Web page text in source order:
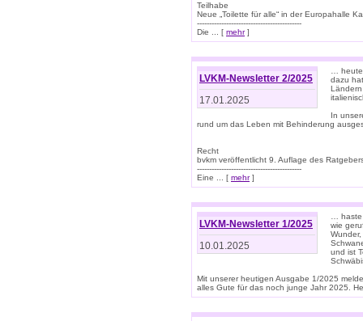
Teilhabe
Neue „Toilette für alle“ in der Europahalle
-------------------------------------------
Die ... [ mehr]
LVKM-Newsletter 2/2025
17.01.2025
…
dazu
In
rund um das Leben mit Behinderung
Recht
bvkm veröffentlicht 9. Auflage des
-------------------------------------------
Eine ... [ mehr]
LVKM-Newsletter 1/2025
10.01.2025
…
wie
und ist
Mit unserer heutigen Ausgabe 1/2025
alles Gute für das noch junge Jahr 2025.